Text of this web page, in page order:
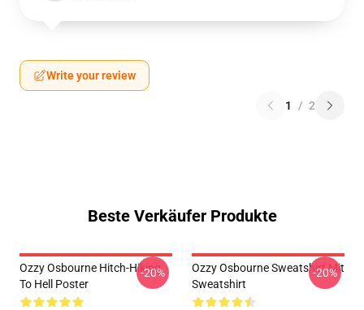
Write your review
1 / 2
Beste Verkäufer Produkte
Ozzy Osbourne Hitch-Hiking
To Hell Poster
-20%
Ozzy Osbourne Sweatshirt Mit
Sweatshirt
-20%